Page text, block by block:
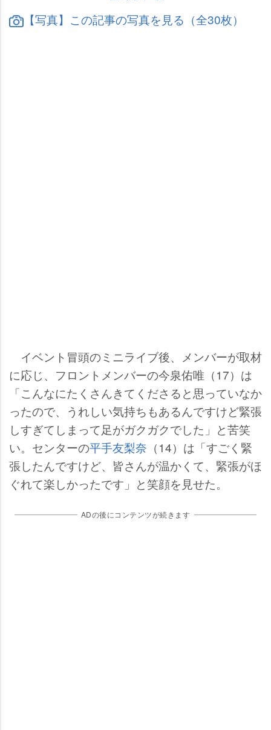
【写真】この記事の写真を見る（全30枚）
イベント冒頭のミニライブ後、メンバーが取材
に応じ、フロントメンバーの今泉佑唯（17）は
「こんなにたくさんきてくださると思っていなか
ったので、うれしい気持ちもあるんですけど緊張
しすぎてしまって足がガクガクでした」と苦笑
い。センターの平手友梨奈 （14）は「すごく緊
張したんですけど、皆さんが温かくて、緊張がほ
ぐれて楽しかったです」と笑顔を見せた。
ADの後にコンテンツが続きます